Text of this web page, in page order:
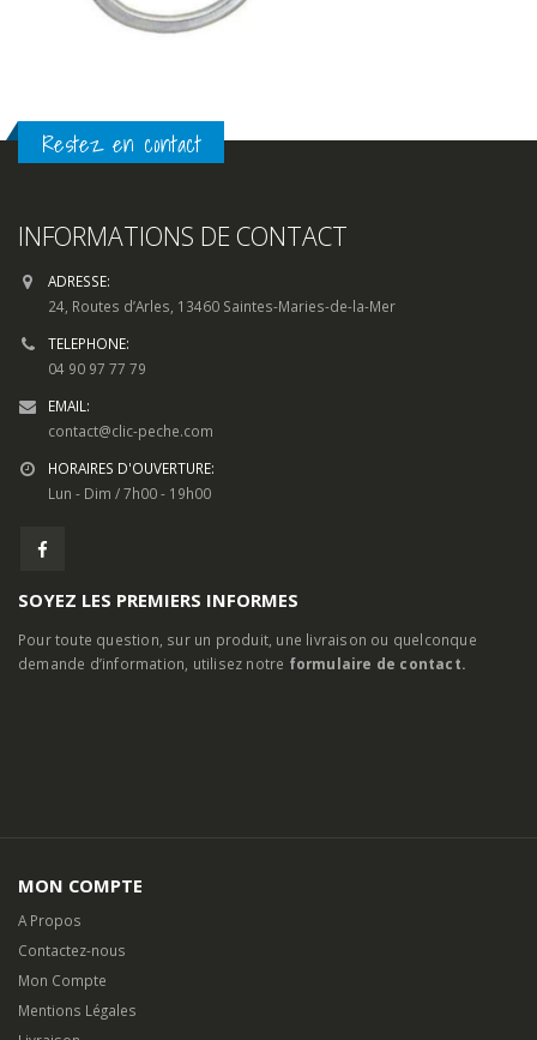
Restez en contact
INFORMATIONS DE CONTACT
ADRESSE:
24, Routes d’Arles, 13460 Saintes-Maries-de-la-Mer
TELEPHONE:
04 90 97 77 79
EMAIL:
contact@clic-peche.com
HORAIRES D'OUVERTURE:
Lun - Dim / 7h00 - 19h00
SOYEZ LES PREMIERS INFORMES
Pour toute question, sur un produit, une livraison ou quelconque
demande d’information, utilisez notre formulaire de contact.
MON COMPTE
A Propos
Contactez-nous
Mon Compte
Mentions Légales